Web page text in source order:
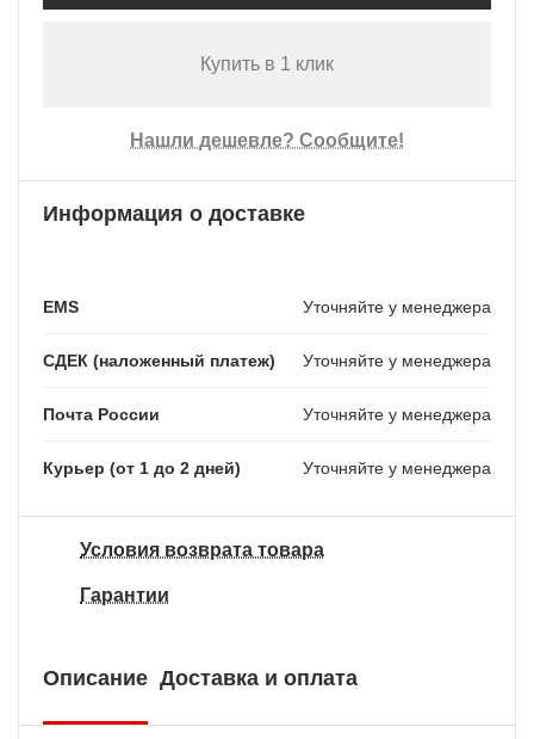
Купить в 1 клик
Нашли дешевле? Сообщите!
Информация о доставке
EMS Уточняйте у менеджера
СДЕК (наложенный платеж) Уточняйте у менеджера
Почта России Уточняйте у менеджера
Курьер (от 1 до 2 дней) Уточняйте у менеджера
Условия возврата товара
Гарантии
Описание Доставка и оплата